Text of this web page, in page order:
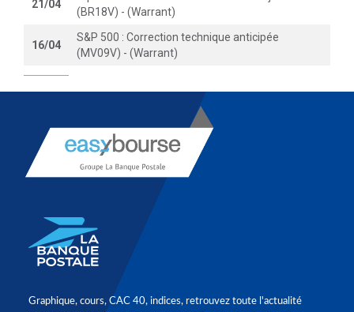
21/04
(BR18V) - (Warrant)
16/04
S&P 500 : Correction technique anticipée
(MV09V) - (Warrant)
Graphique, cours, CAC 40, indices, retrouvez toute l'actualité